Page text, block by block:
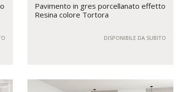
Pavimento in gres porcellanato effetto
Resina colore Tortora
DISPONIBILE DA SUBITO